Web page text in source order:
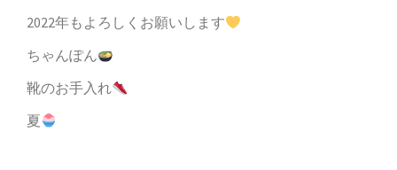
2022年もよろしくお願いします
ちゃんぽん
靴のお手入れ
夏